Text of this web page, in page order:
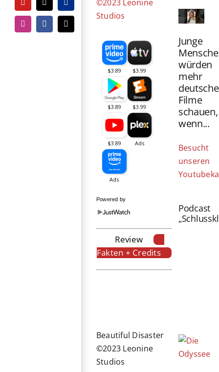
YouTubeTiktokPayPal
InstagramFacebook
E-
Mail
©2023 Leonine
Studios
Powered by
Review
Fakten + Credits
Beautiful Disaster
©2023 Leonine
Studios
Junge
würden
mehr
deutsche
Filme
schauen,
wenn...
Besucht
unseren
Podcast